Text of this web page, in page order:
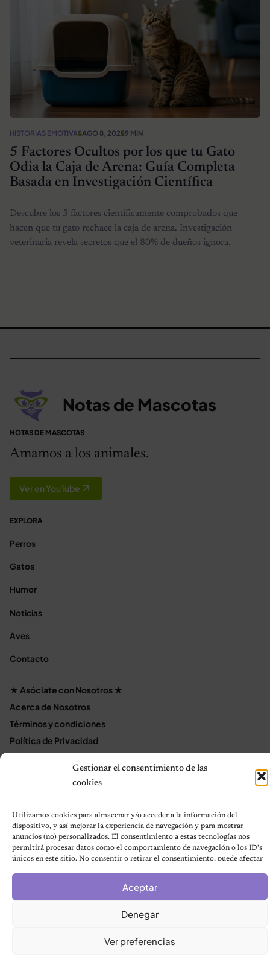
Gestionar el consentimiento de las
cookies
Utilizamos cookies para almacenar y/o acceder a la información del
dispositivo, y así mejorar la experiencia de navegación y para mostrar
anuncios (no) personalizados. El consentimiento a estas tecnologías nos
permitirá procesar datos como el comportamiento de navegación o los ID's
únicos en este sitio. No consentir o retirar el consentimiento, puede afectar
Aceptar
Denegar
Ver preferencias
HISTORIAS EMOTIVASAGO 8, 20259 MIN
5 Factores Ocultos por los que tu Gato
Odia la Caja de Arena: Guía Completa
Basada en Investigación Científica
Descubre los 5 factores científicamente comprobados que
hacen que tu gato rechace la caja de arena. Investigación
veterinaria revela secretos que el 80% de dueños ignora.
Notas de Mascotas
NOTAS DE MASCOTAS
Amamos a los animales.
Ver en YouTube
EXPLORA
Perros
Gatos
Humor
Noticias
Aves
Contacto
★ Asóciate con Nosotros ★
Acerca de Nosotros
Términos y condiciones
Política de Privacidad
© 2026 Notas de Mascotas